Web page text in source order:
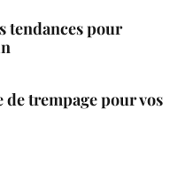
tendances pour
de trempage pour vos